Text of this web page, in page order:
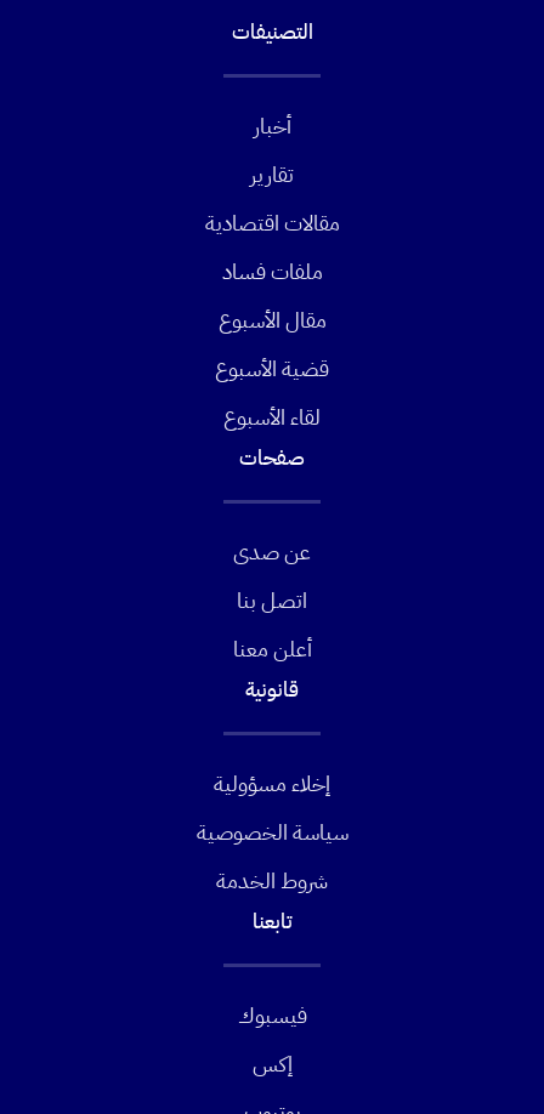
التصنيفات
أخبار
تقارير
مقالات اقتصادية
ملفات فساد
مقال الأسبوع
قضية الأسبوع
لقاء الأسبوع
صفحات
عن صدى
اتصل بنا
أعلن معنا
قانونية
إخلاء مسؤولية
سياسة الخصوصية
شروط الخدمة
تابعنا
فيسبوك
إكس